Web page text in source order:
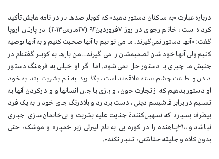
درباره عبارت «به ساکنان دستور دهید» که کوبلر صدها بار در نامه هایش تأکید
کرده است، خانم رجوی در روز ۷فروردین۹۲ (۲۷مارس۲۰۱۳) در پارلمان اروپا
گفت: «آنها دستور نمی‌گیرند. ما می توانیم با آنها صحبت کنیم و به آنها توصیه
کنیم ولی آنها خودشان تصمیمشان را می گیرند…من بارها به کوبلر گفته‌ام در
جنبش ما چیزی با دستور حل نمی‌شود. اما اگر او خیلی به فرهنگ دستور
دادن و اطاعت چشم بسته علاقمند است، بگذارید به نام بشریت ابتدا به خود
او دستور بدهیم که از تجارت خون، و بازی با جان انسانها و وادارکردن ‌آنها به
تسلیم در برابر فاشیسم دینی، دست بردارد و بلادرنگ جای خود را به یک فرد
بیطرف بسپارد که تسهیل‌کنندة جنایت علیه بشریت و بی‌خانمان‌سازی ‌اجباری
نباشد و ۳۱۰۰پناهنده را در کوره یی به نام لیبرتی زیر خمپاره و موشک، حتی
بدون کلاه و جلیقه حفاظتی، تلنبار نکند».